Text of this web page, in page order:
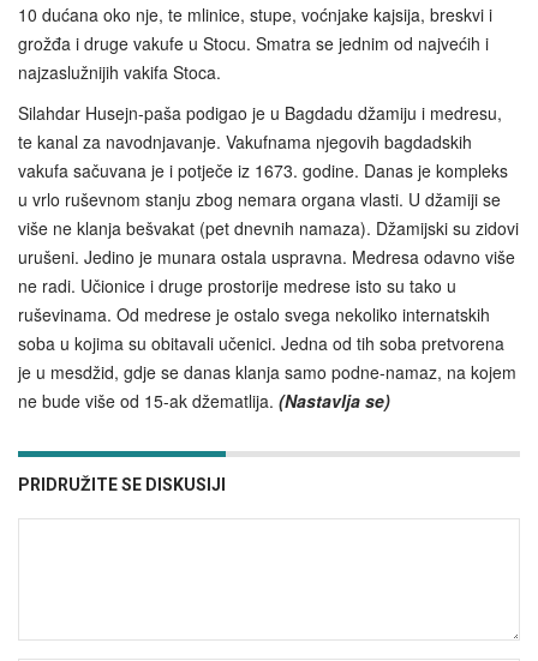
10 dućana oko nje, te mlinice, stupe, voćnjake kajsija, breskvi i
grožđa i druge vakufe u Stocu. Smatra se jednim od najvećih i
najzaslužnijih vakifa Stoca.
Silahdar Husejn-paša podigao je u Bagdadu džamiju i medresu,
te kanal za navodnjavanje. Vakufnama njegovih bagdadskih
vakufa sačuvana je i potječe iz 1673. godine. Danas je kompleks
u vrlo ruševnom stanju zbog nemara organa vlasti. U džamiji se
više ne klanja bešvakat (pet dnevnih namaza). Džamijski su zidovi
urušeni. Jedino je munara ostala uspravna. Medresa odavno više
ne radi. Učionice i druge prostorije medrese isto su tako u
ruševinama. Od medrese je ostalo svega nekoliko internatskih
soba u kojima su obitavali učenici. Jedna od tih soba pretvorena
je u mesdžid, gdje se danas klanja samo podne-namaz, na kojem
ne bude više od 15-ak džematlija. (Nastavlja se)
PRIDRUŽITE SE DISKUSIJI